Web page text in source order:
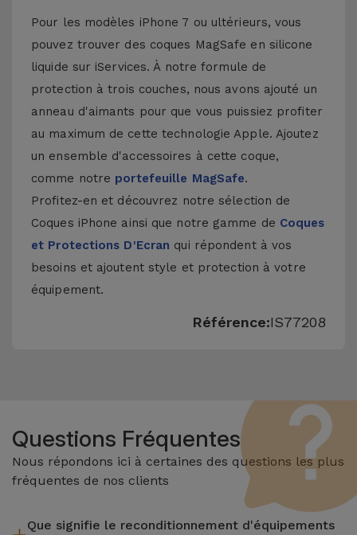
Pour les modèles iPhone 7 ou ultérieurs, vous
pouvez trouver des coques MagSafe en silicone
liquide sur iServices. À notre formule de
protection à trois couches, nous avons ajouté un
anneau d'aimants pour que vous puissiez profiter
au maximum de cette technologie Apple. Ajoutez
un ensemble d'accessoires à cette coque,
comme notre portefeuille MagSafe.
Profitez-en et découvrez notre sélection de
Coques iPhone ainsi que notre gamme de Coques
et Protections D'Ecran qui répondent à vos
besoins et ajoutent style et protection à votre
équipement.
Référence:IS77208
Questions Fréquentes
Nous répondons ici à certaines des questions les plus
fréquentes de nos clients
Que signifie le reconditionnement d'équipements